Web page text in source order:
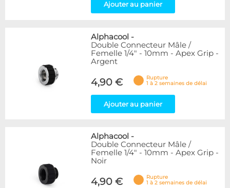
Ajouter au panier
Alphacool -
Double Connecteur Mâle /
Femelle 1/4" - 10mm - Apex Grip -
Argent
4,90 €
Rupture
1 à 2 semaines de délai
Ajouter au panier
Alphacool -
Double Connecteur Mâle /
Femelle 1/4" - 10mm - Apex Grip -
Noir
4,90 €
Rupture
1 à 2 semaines de délai